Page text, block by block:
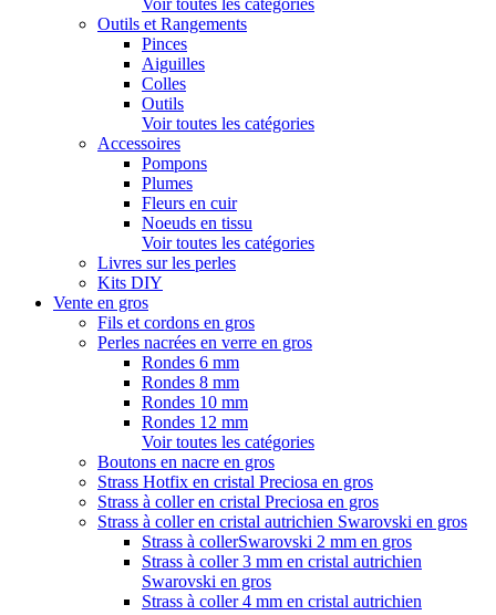
Voir toutes les catégories
Outils et Rangements
Pinces
Aiguilles
Colles
Outils
Voir toutes les catégories
Accessoires
Pompons
Plumes
Fleurs en cuir
Noeuds en tissu
Voir toutes les catégories
Livres sur les perles
Kits DIY
Vente en gros
Fils et cordons en gros
Perles nacrées en verre en gros
Rondes 6 mm
Rondes 8 mm
Rondes 10 mm
Rondes 12 mm
Voir toutes les catégories
Boutons en nacre en gros
Strass Hotfix en cristal Preciosa en gros
Strass à coller en cristal Preciosa en gros
Strass à coller en cristal autrichien Swarovski en gros
Strass à collerSwarovski 2 mm en gros
Strass à coller 3 mm en cristal autrichien
Swarovski en gros
Strass à coller 4 mm en cristal autrichien